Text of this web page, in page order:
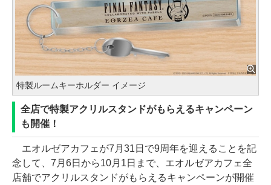
特製ルームキーホルダー イメージ
全店で特製アクリルスタンドがもらえるキャンペーン
も開催！
エオルゼアカフェが7月31日で9周年を迎えることを記
念して、7月6日から10月1日まで、エオルゼアカフェ全
店舗でアクリルスタンドがもらえるキャンペーンが開催